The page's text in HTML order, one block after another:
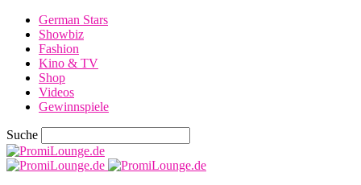
German Stars
Showbiz
Fashion
Kino & TV
Shop
Videos
Gewinnspiele
Suche